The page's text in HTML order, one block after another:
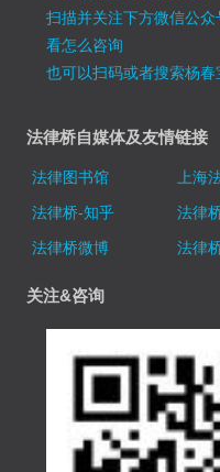
扫描并关注下方微信公众
看怎么咨询
也可以扫码或者搜索杨
法律桥自媒体及友情链接
法律图书馆 上海
法律桥-知乎
法律
法律桥微博
法律
关注&咨询